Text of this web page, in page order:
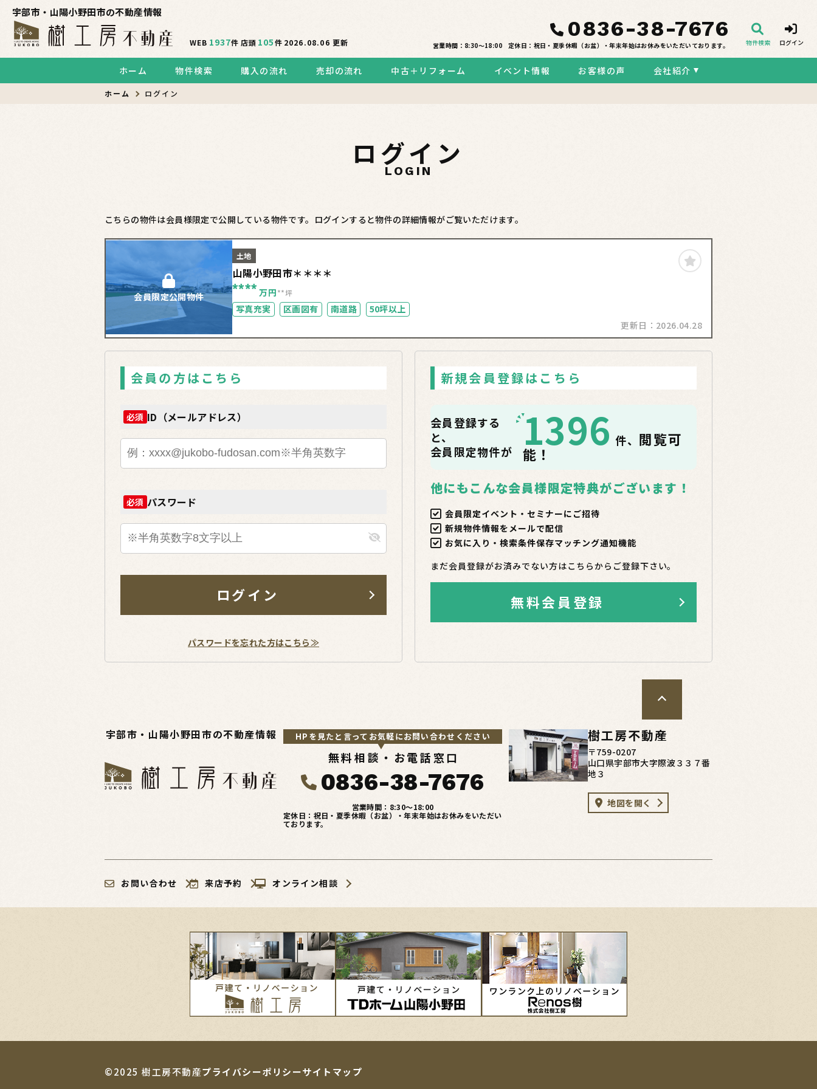
宇部市・山陽小野田市の不動産情報
WEB 1937件 店頭 105件 2026.08.06更新
0836-38-7676
営業時間：8:30〜18:00 定休日：祝日・夏季休暇（お盆）・年末年始はお休みをいただいております。 物件検索 ログイン
ホーム 物件検索 購入の流れ 売却の流れ 中古＋リフォーム イベント情報 お客様の声 会社紹介
ホーム ログイン
ログイン
LOGIN
こちらの物件は会員様限定で公開している物件です。ログインすると物件の詳細情報がご覧いただけます。
会員限定公開物件
土地
山陽小野田市＊＊＊＊
**** 万円**坪
写真充実 区画図有 南道路
50坪以上
更新日： 2026.04.28
会員の方はこちら
必須 ID（メールアドレス）
必須 パスワード
ログイン
パスワードを忘れた方はこちら≫
新規会員登録はこちら
会員登録する
と、
会員限定物件が
1396 件、 閲覧可
能！
他にもこんな会員様限定特典がございます！
会員限定イベント・セミナーにご招待
新規物件情報をメールで配信
お気に入り・検索条件保存マッチング通知機能
まだ会員登録がお済みでない方はこちらからご登録下さい。
無料会員登録
宇部市・山陽小野田市の不動産情報 HPを見たと言ってお気軽にお問い合わせください
無料相談・お電話窓口
0836-38-7676
営業時間：8:30〜18:00
定休日：祝日・夏季休暇（お盆）・年末年始はお休みをいただい
ております。
樹工房不動産
〒759-0207
山口県宇部市大字際波３３７番
地３
地図を開く
お問い合わせ 来店予約 オンライン相談
プライバシーポリシーサイトマップ
©2025 樹工房不動産